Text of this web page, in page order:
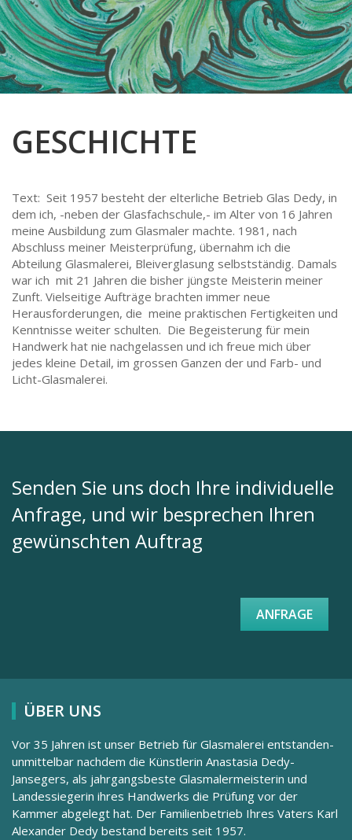
ABSTRAKT
BERUFE
BLUMEN
JUGENDSTIL
KOPIEN HISTORISCHER BILDER
SAKRALE
SCHWEIZER STÄNDESCHEIBEN
STÄDTE & GEBÄUDE
TIERE
TÜREN & FENSTER
FENSTER
HAUSTÜREN
KIRCHENFENSTER
GLAS-FUSING
VERKAUF
ABSTRAKTE MOTIVE
BLUMENBILDER
JUGENDSTIL
KLEINERE FREIE MOTIVE
SAKRALE-, HEILIGEN- MOTIVE
SCHWEIZER STÄNDESCHEIBEN
STÄDTE, GEBÄUDE
WEIHNACHTSMARKT
ENGEL HÄNGEND UND STEHEND
GLASBILDER ENGEL UND SAKRALE
GESCHICHTE
Text: Seit 1957 besteht der elterliche Betrieb Glas Dedy, in
dem ich, -neben der Glasfachschule,- im Alter von 16 Jahren
meine Ausbildung zum Glasmaler machte. 1981, nach
Abschluss meiner Meisterprüfung, übernahm ich die
Abteilung Glasmalerei, Bleiverglasung selbstständig. Damals
war ich mit 21 Jahren die bisher jüngste Meisterin meiner
Zunft. Vielseitige Aufträge brachten immer neue
Herausforderungen, die meine praktischen Fertigkeiten und
Kenntnisse weiter schulten. Die Begeisterung für mein
Handwerk hat nie nachgelassen und ich freue mich über
jedes kleine Detail, im grossen Ganzen der und Farb- und
Licht-Glasmalerei.
Senden Sie uns doch Ihre individuelle
Anfrage, und wir besprechen Ihren
gewünschten Auftrag
ANFRAGE
ÜBER UNS
Vor 35 Jahren ist unser Betrieb für Glasmalerei entstanden-
unmittelbar nachdem die Künstlerin Anastasia Dedy-
Jansegers, als jahrgangsbeste Glasmalermeisterin und
Landessiegerin ihres Handwerks die Prüfung vor der
Kammer abgelegt hat. Der Familienbetrieb Ihres Vaters Karl
Alexander Dedy bestand bereits seit 1957.